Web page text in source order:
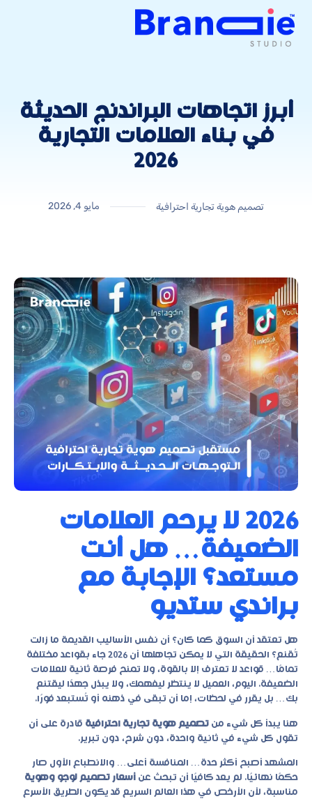
أبرز اتجاهات البراندنج الحديثة
في بناء العلامات التجارية
2026
تصميم هوية تجارية احترافية مايو 4, 2026
2026 لا يرحم العلامات
الضعيفة… هل أنت
مستعد؟ الإجابة مع
براندي ستديو
هل تعتقد أن السوق كما كان؟ أن نفس الأساليب القديمة ما زالت
تُقنع؟ الحقيقة التي لا يمكن تجاهلها أن 2026 جاء بقواعد مختلفة
تمامًا… قواعد لا تعترف إلا بالقوة، ولا تمنح فرصة ثانية للعلامات
الضعيفة. اليوم، العميل لا ينتظر ليفهمك، ولا يبذل جهدًا ليقتنع
بك… بل يقرر في لحظات، إما أن تبقى في ذهنه أو تُستبعد فورًا.
هنا يبدأ كل شيء من تصميم هوية تجارية احترافية قادرة على أن
تقول كل شيء في ثانية واحدة، دون شرح، دون تبرير.
المشهد أصبح أكثر حدة… المنافسة أعلى… والانطباع الأول صار
حكمًا نهائيًا. لم يعد كافيًا أن تبحث عن أسعار تصميم لوجو وهوية
مناسبة، لأن الأرخص في هذا العالم السريع قد يكون الطريق الأسرع